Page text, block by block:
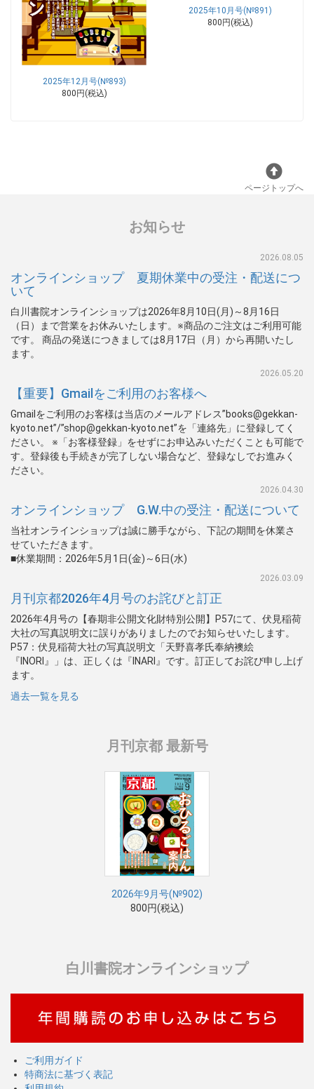
2025年12月号(№893)
800円(税込)
2025年10月号(№891)
800円(税込)
ページトップへ
お知らせ
2026.08.05
オンラインショップ 夏期休業中の受注・配送につ
いて
白川書院オンラインショップは2026年8月10日(月)～8月16日
（日）まで営業をお休みいたします。※商品のご注文はご利用可能
です。 商品の発送につきましては8月17日（月）から再開いたし
ます。
2026.05.20
【重要】Gmailをご利用のお客様へ
Gmailをご利用のお客様は当店のメールアドレス”books@gekkan-
kyoto.net”/”shop@gekkan-kyoto.net”を「連絡先」に登録してく
ださい。 ※「お客様登録」をせずにお申込みいただくことも可能で
す。登録後も手続きが完了しない場合など、登録なしでお進みく
ださい。
2026.04.30
オンラインショップ G.W.中の受注・配送について
当社オンラインショップは誠に勝手ながら、下記の期間を休業さ
せていただきます。
■休業期間：2026年5月1日(金)～6日(水)
2026.03.09
月刊京都2026年4月号のお詫びと訂正
2026年4月号の【春期非公開文化財特別公開】P57にて、伏見稲荷
大社の写真説明文に誤りがありましたのでお知らせいたします。
P57：伏見稲荷大社の写真説明文「天野喜孝氏奉納襖絵
『INORI』」は、正しくは『INARI』です。訂正してお詫び申し上げ
ます。
過去一覧を見る
月刊京都 最新号
2026年9月号(№902)
800円(税込)
白川書院オンラインショップ
ご利用ガイド
特商法に基づく表記